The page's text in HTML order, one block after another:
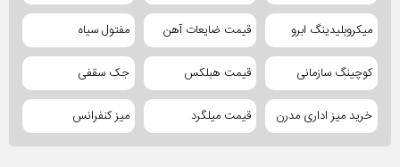
میکروبلیدینگ ابرو قیمت ضایعات آهن مفتول سیاه
کوچینگ سازمانی قیمت هبلکس جک سقفی
خرید میز اداری مدرن قیمت میلگرد میز کنفرانس